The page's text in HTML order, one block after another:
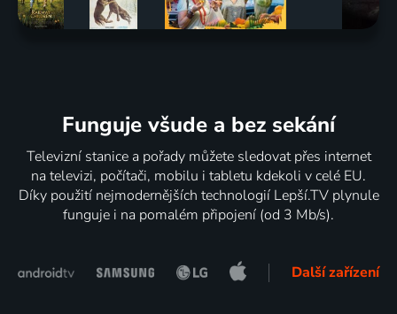
Funguje všude a bez sekání
Televizní stanice a pořady můžete sledovat přes internet
na televizi, počítači, mobilu i tabletu kdekoli v celé EU.
Díky použití nejmodernějších technologií Lepší.TV plynule
funguje i na pomalém připojení (od 3 Mb/s).
Další zařízení